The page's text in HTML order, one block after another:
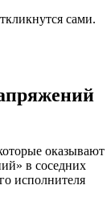
сами.
оказывают
в соседних
исполнителя